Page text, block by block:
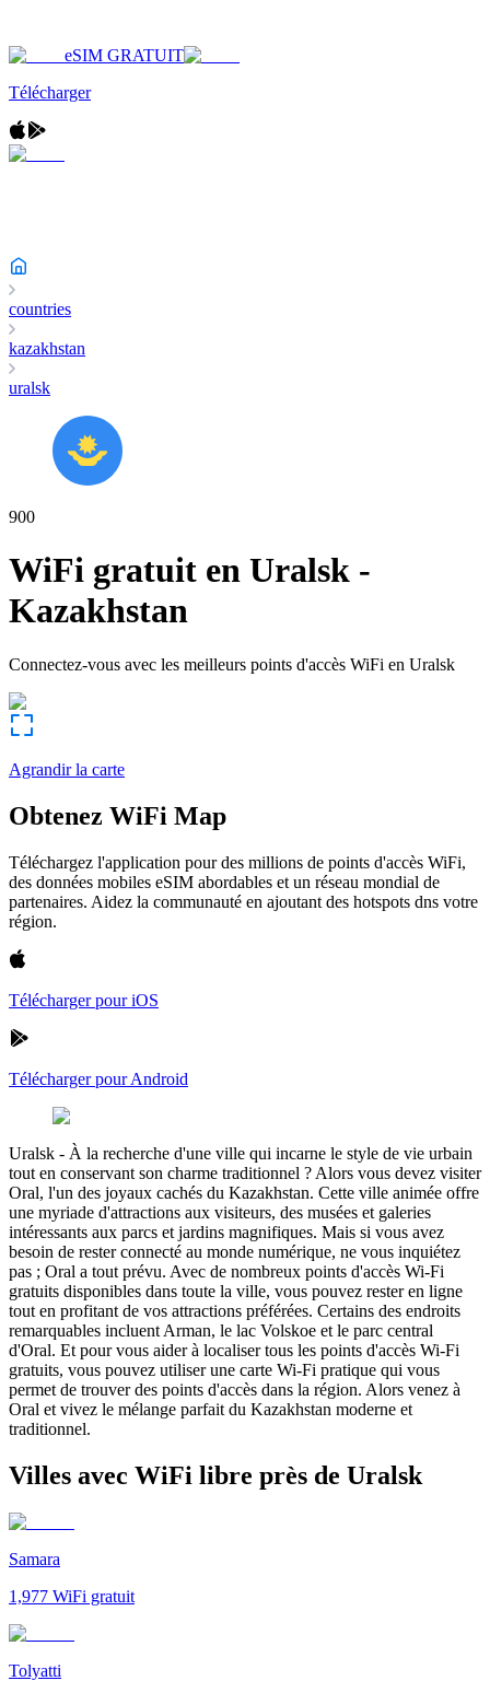
eSIM GRATUIT
Télécharger
countries
kazakhstan
uralsk
900
WiFi gratuit en Uralsk -
Kazakhstan
Connectez-vous avec les meilleurs points d'accès WiFi en Uralsk
Agrandir la carte
Obtenez WiFi Map
Téléchargez l'application pour des millions de points d'accès WiFi,
des données mobiles eSIM abordables et un réseau mondial de
partenaires. Aidez la communauté en ajoutant des hotspots dns votre
région.
Télécharger pour iOS
Télécharger pour Android
Uralsk - À la recherche d'une ville qui incarne le style de vie urbain
tout en conservant son charme traditionnel ? Alors vous devez visiter
Oral, l'un des joyaux cachés du Kazakhstan. Cette ville animée offre
une myriade d'attractions aux visiteurs, des musées et galeries
intéressants aux parcs et jardins magnifiques. Mais si vous avez
besoin de rester connecté au monde numérique, ne vous inquiétez
pas ; Oral a tout prévu. Avec de nombreux points d'accès Wi-Fi
gratuits disponibles dans toute la ville, vous pouvez rester en ligne
tout en profitant de vos attractions préférées. Certains des endroits
remarquables incluent Arman, le lac Volskoe et le parc central
d'Oral. Et pour vous aider à localiser tous les points d'accès Wi-Fi
gratuits, vous pouvez utiliser une carte Wi-Fi pratique qui vous
permet de trouver des points d'accès dans la région. Alors venez à
Oral et vivez le mélange parfait du Kazakhstan moderne et
traditionnel.
Villes avec WiFi libre près de Uralsk
Samara
1,977 WiFi gratuit
Tolyatti